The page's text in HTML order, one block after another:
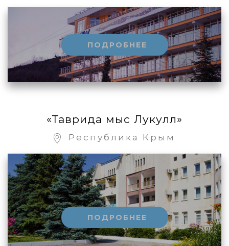
ПОДРОБНЕЕ
«Таврида мыс Лукулл»
Республика Крым
ПОДРОБНЕЕ